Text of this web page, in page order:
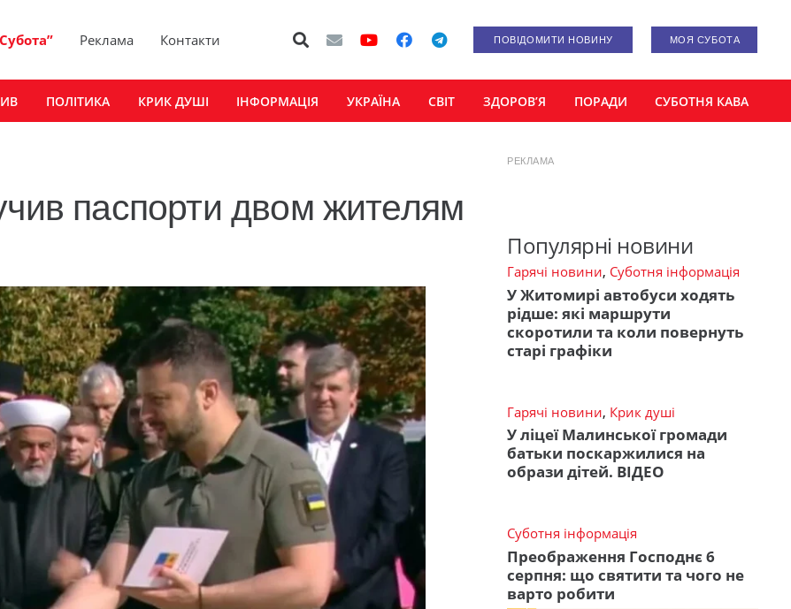
Реклама Контакти ПОВІДОМИТИ НОВИНУ МОЯ СУБОТА
ПОЛІТИКА КРИК ДУШІ ІНФОРМАЦІЯ УКРАЇНА СВІТ ЗДОРОВ’Я ПОРАДИ СУБОТНЯ КАВА
паспорти двом жителям
РЕКЛАМА
Популярні новини
Гарячі новини, Суботня інформація
У Житомирі автобуси ходять
рідше: які маршрути
скоротили та коли повернуть
старі графіки
Гарячі новини, Крик душі
У ліцеї Малинської громади
батьки поскаржилися на
образи дітей. ВІДЕО
Суботня інформація
Преображення Господнє 6
серпня: що святити та чого не
варто робити